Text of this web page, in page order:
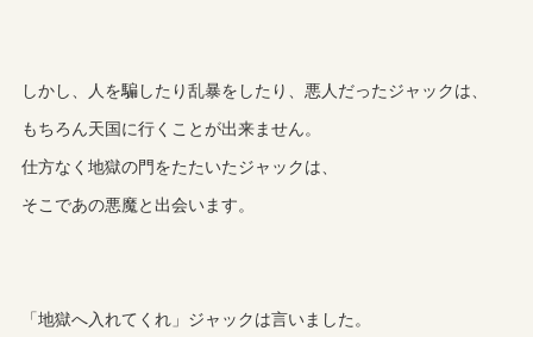
しかし、人を騙したり乱暴をしたり、悪人だったジャックは、
もちろん天国に行くことが出来ません。
仕方なく地獄の門をたたいたジャックは、
そこであの悪魔と出会います。
「地獄へ入れてくれ」ジャックは言いました。